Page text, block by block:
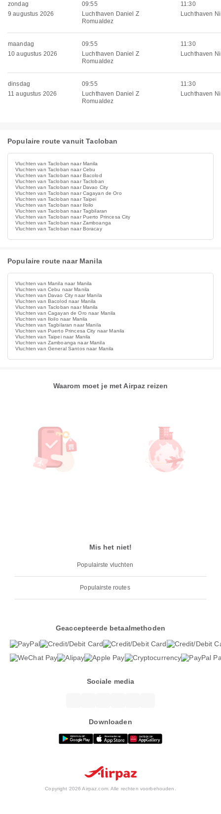
zondag
9 augustus 2026
09:55
Luchthaven Daniel Z
Romualdez
11:30
Luchthaven
maandag
10 augustus 2026
09:55
Luchthaven Daniel Z
Romualdez
11:30
Luchthaven
dinsdag
11 augustus 2026
09:55
Luchthaven Daniel Z
Romualdez
11:30
Luchthaven
Populaire route vanuit Tacloban
Vluchten van Tacloban naar Manila
Vluchten van Tacloban naar Cebu
Vluchten van Tacloban naar Bacolod
Vluchten van Tacloban naar Tacloban
Vluchten van Tacloban naar Davao City
Vluchten van Tacloban naar Cagayan de Oro
Vluchten van Tacloban naar Taipei
Vluchten van Tacloban naar Iloilo
Vluchten van Tacloban naar Tagbilaran
Vluchten van Tacloban naar Puerto Princesa City
Vluchten van Tacloban naar Zamboanga
Vluchten van Tacloban naar Boracay
Populaire route naar Manila
Vluchten van Manila naar Manila
Vluchten van Cebu naar Manila
Vluchten van Davao City naar Manila
Vluchten van Bacolod naar Manila
Vluchten van Tacloban naar Manila
Vluchten van Cagayan de Oro naar Manila
Vluchten van Iloilo naar Manila
Vluchten van Tagbilaran naar Manila
Vluchten van Puerto Princesa City naar Manila
Vluchten van Taipei naar Manila
Vluchten van Zamboanga naar Manila
Vluchten van General Santos naar Manila
Waarom moet je met Airpaz reizen
Mis het niet!
Populairste vluchten
Populairste routes
Geaccepteerde betaalmethoden
Sociale media
Downloaden
Copyright 2026 Airpaz.com. Alle rechten voorbehouden.